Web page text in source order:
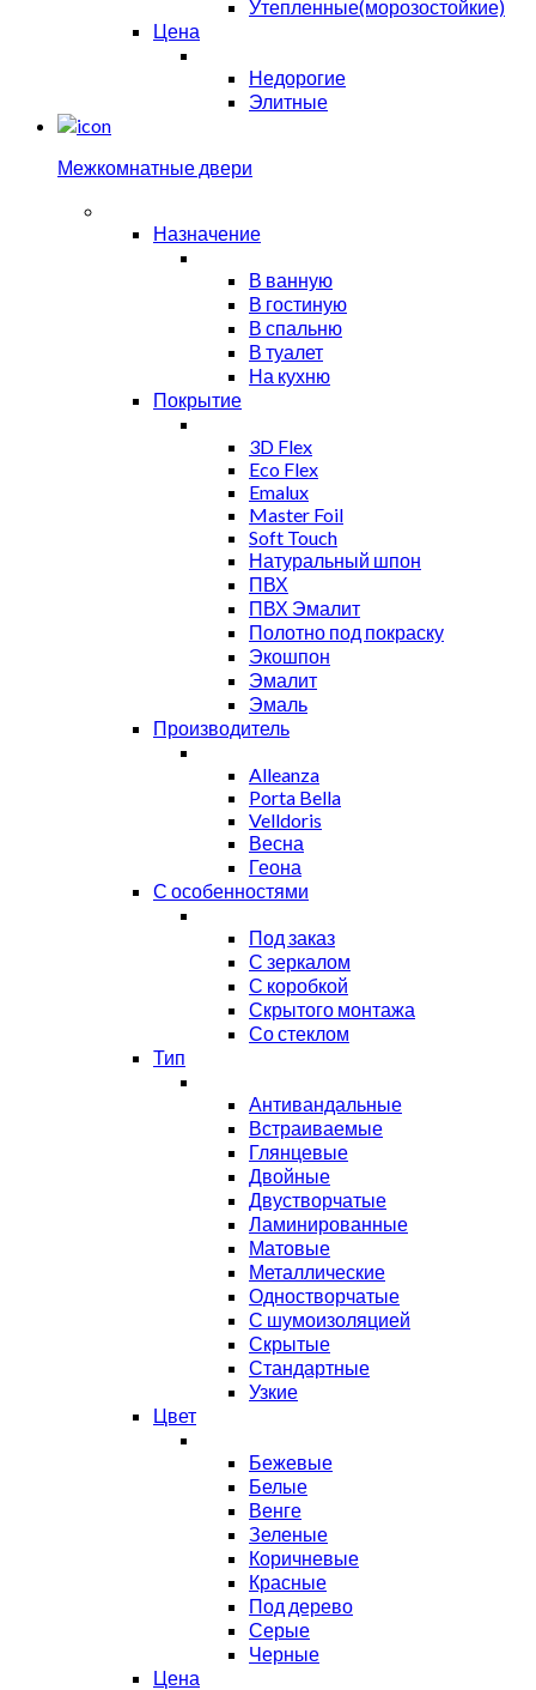
Утепленные(морозостойкие)
Цена
Недорогие
Элитные
Межкомнатные двери
Назначение
В ванную
В гостиную
В спальню
В туалет
На кухню
Покрытие
3D Flex
Eco Flex
Emalux
Master Foil
Soft Touch
Натуральный шпон
ПВХ
ПВХ Эмалит
Полотно под покраску
Экошпон
Эмалит
Эмаль
Производитель
Alleanza
Porta Bella
Velldoris
Весна
Геона
С особенностями
Под заказ
С зеркалом
С коробкой
Скрытого монтажа
Со стеклом
Тип
Антивандальные
Встраиваемые
Глянцевые
Двойные
Двустворчатые
Ламинированные
Матовые
Металлические
Одностворчатые
С шумоизоляцией
Скрытые
Стандартные
Узкие
Цвет
Бежевые
Белые
Венге
Зеленые
Коричневые
Красные
Под дерево
Серые
Черные
Цена